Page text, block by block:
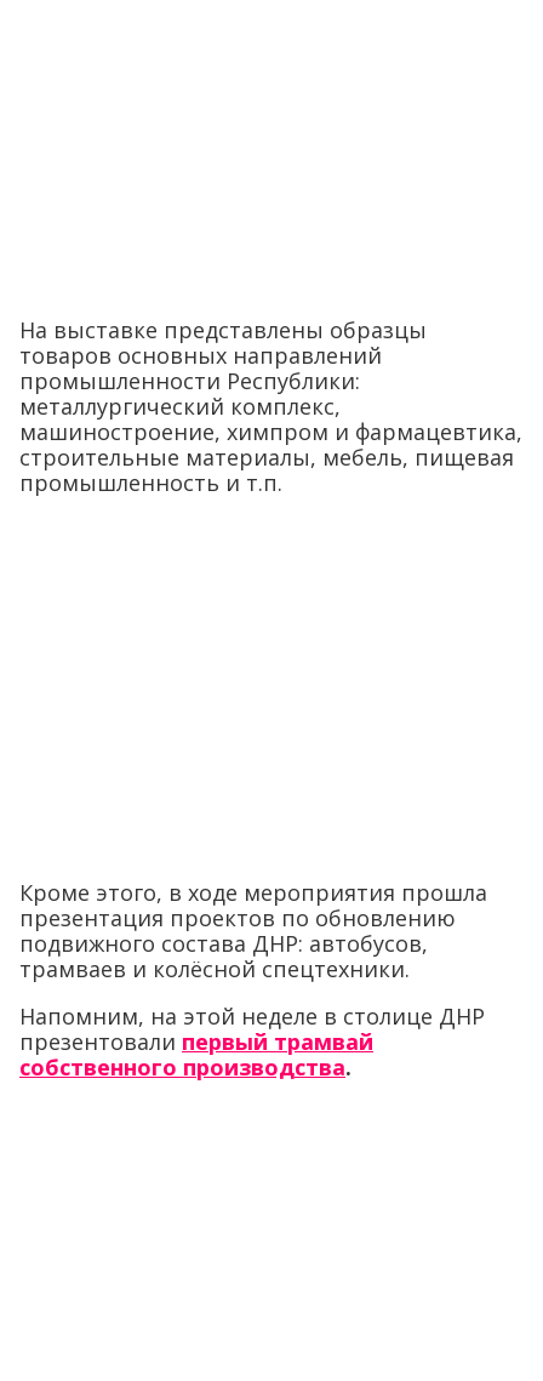
На выставке представлены образцы
товаров основных направлений
промышленности Республики:
металлургический комплекс,
машиностроение, химпром и фармацевтика,
строительные материалы, мебель, пищевая
промышленность и т.п.
Кроме этого, в ходе мероприятия прошла
презентация проектов по обновлению
подвижного состава ДНР: автобусов,
трамваев и колёсной спецтехники.
Напомним, на этой неделе в столице ДНР
презентовали первый трамвай
собственного производства.